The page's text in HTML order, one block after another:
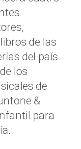
de las
del país.
los
de
&
para